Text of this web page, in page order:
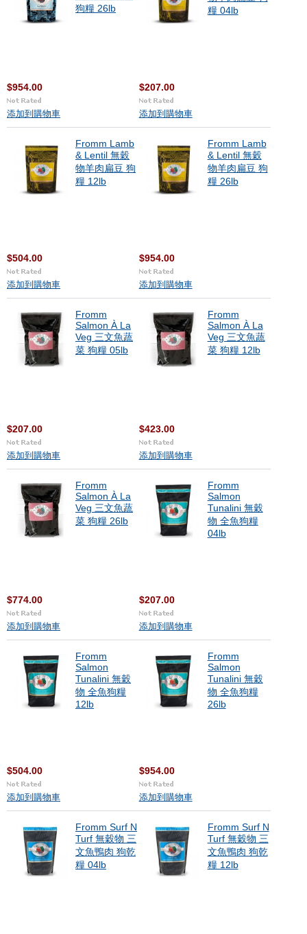
狗糧 26lb
$954.00
添加到購物車
糧 04lb
$207.00
添加到購物車
Fromm Lamb
& Lentil 無穀
物羊肉扁豆 狗
糧 12lb
$504.00
添加到購物車
Fromm Lamb
& Lentil 無穀
物羊肉扁豆 狗
糧 26lb
$954.00
添加到購物車
Fromm
Salmon À La
Veg 三文魚蔬
菜 狗糧 05lb
$207.00
添加到購物車
Fromm
Salmon À La
Veg 三文魚蔬
菜 狗糧 12lb
$423.00
添加到購物車
Fromm
Salmon À La
Veg 三文魚蔬
菜 狗糧 26lb
$774.00
添加到購物車
Fromm
Salmon
Tunalini 無穀
物 全魚狗糧
04lb
$207.00
添加到購物車
Fromm
Salmon
Tunalini 無穀
物 全魚狗糧
12lb
$504.00
添加到購物車
Fromm
Salmon
Tunalini 無穀
物 全魚狗糧
26lb
$954.00
添加到購物車
Fromm Surf N
Turf 無穀物 三
文魚鴨肉 狗乾
糧 04lb
Fromm Surf N
Turf 無穀物 三
文魚鴨肉 狗乾
糧 12lb